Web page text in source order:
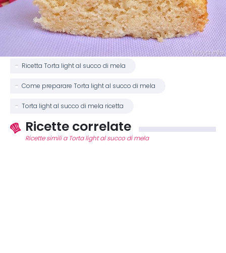
Ricetta Torta light al succo di mela
Come preparare Torta light al succo di mela
Torta light al succo di mela ricetta
Ricette correlate
Ricette simili a Torta light al succo di mela